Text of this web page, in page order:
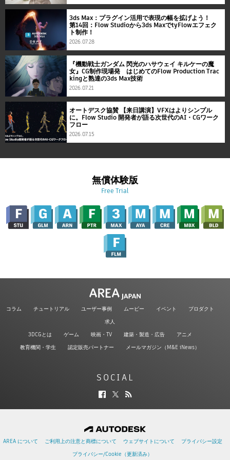
3ds Max：プラグイン活用で表現の幅を拡げよう！
第14回：Flow Studioから3ds MaxでtyFlowエフェク
ト制作！
2026.07.28
『機動戦士ガンダム 閃光のハサウェイ キルケーの魔
女』CG制作現場発 はじめてのFlow Production Trac
kingと熟達の3ds Max技術
2026.07.21
オートデスク協賛 【来日講演】VFXはよりシンプル
に。Flow Studio 開発者が語る次世代のAI・CGワーク
フロー
2026.07.15
無償体験版
Free Trial
コラム チュートリアル ユーザー事例 ムービー イベント
プロダクト
求人
3DCGとは
ゲーム 映画・TV 建築・製造・広告
アニメ
教育機関・学生
認定販売パートナー メールマガジン（M&E iNews）
SOCIAL
AREA について ご利用上の注意と商標について ウェブサイトについて
プライバシー設定
プライバシー/Cookie（更新済み）